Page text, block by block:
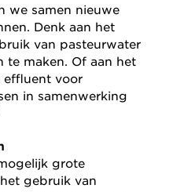
we samen nieuwe
Denk aan het
van pasteurwater
te maken. Of aan het
effluent voor
in samenwerking
grote
gebruik van